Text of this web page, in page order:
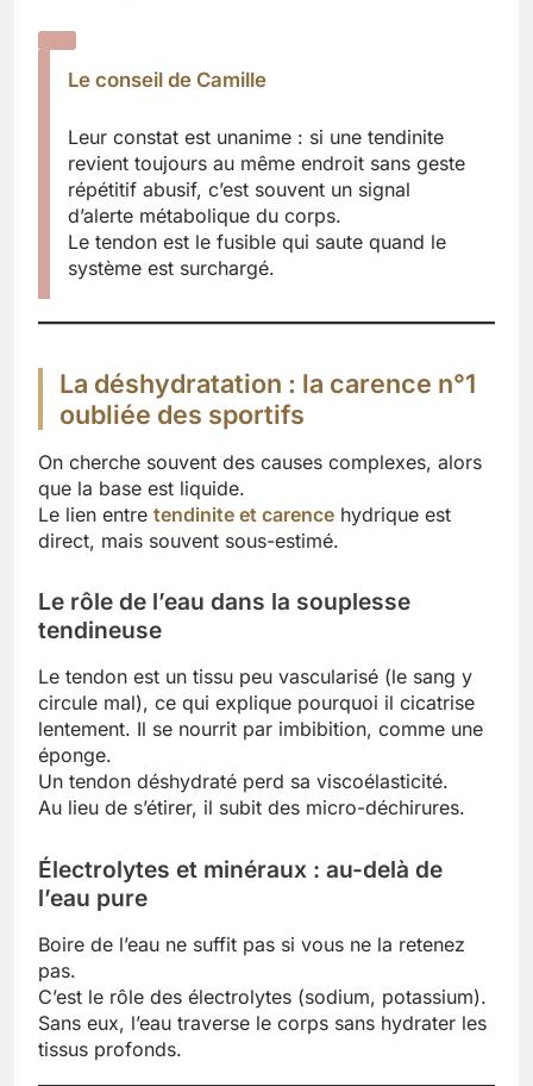
Le conseil de Camille
Leur constat est unanime : si une tendinite
revient toujours au même endroit sans geste
répétitif abusif, c’est souvent un signal
d’alerte métabolique du corps.
Le tendon est le fusible qui saute quand le
système est surchargé.
La déshydratation : la carence n°1
oubliée des sportifs
On cherche souvent des causes complexes, alors
que la base est liquide.
Le lien entre tendinite et carence hydrique est
direct, mais souvent sous-estimé.
Le rôle de l’eau dans la souplesse
tendineuse
Le tendon est un tissu peu vascularisé (le sang y
circule mal), ce qui explique pourquoi il cicatrise
lentement. Il se nourrit par imbibition, comme une
éponge.
Un tendon déshydraté perd sa viscoélasticité.
Au lieu de s’étirer, il subit des micro-déchirures.
Électrolytes et minéraux : au-delà de
l’eau pure
Boire de l’eau ne suffit pas si vous ne la retenez
pas.
C’est le rôle des électrolytes (sodium, potassium).
Sans eux, l’eau traverse le corps sans hydrater les
tissus profonds.